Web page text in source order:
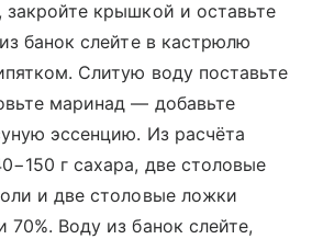
закройте крышкой и оставьте
банок слейте в кастрюлю
Слитую воду поставьте
маринад — добавьте
эссенцию. Из расчёта
г сахара, две столовые
и две столовые ложки
70%. Воду из банок слейте,